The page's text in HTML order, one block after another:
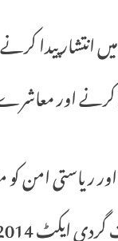
انتشار پیدا
کرنے اور
ریاستی امن